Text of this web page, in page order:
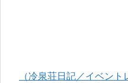
（冷泉荘日記／イベン